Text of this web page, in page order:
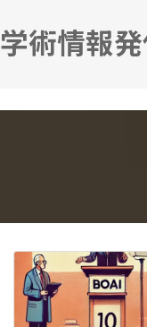
ン
テ
へ
ビ
ゲ
ョ
学術情報